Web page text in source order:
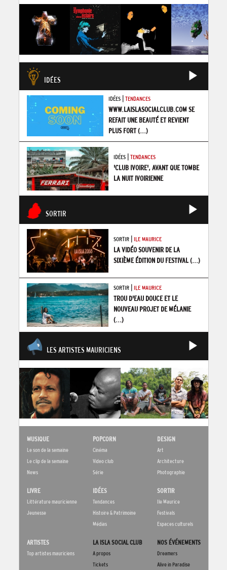
IDÉES
IDÉES| TENDANCES
WWW.LAISLASOCIALCLUB.COM SE
REFAIT UNE BEAUTÉ ET REVIENT
PLUS FORT(...)
IDÉES| TENDANCES
'CLUB IVOIRE', AVANT QUE TOMBE
LA NUIT IVOIRIENNE
SORTIR
SORTIR| ILE MAURICE
LA VIDÉO SOUVENIR DE LA
SIXIÈME ÉDITION DU FESTIVAL(...)
SORTIR| ILE MAURICE
TROU D'EAU DOUCE ET LE
NOUVEAU PROJET DE MÉLANIE
(...)
LES ARTISTES MAURICIENS
MUSIQUE
Le son de la semaine
Le clip de la semaine
News
POPCORN
Cinéma
Video club
Série
DESIGN
Art
Architecture
Photographie
LIVRE
Littérature mauricienne
Jeunesse
IDÉES
Tendances
Histoire & Patrimoine
Médias
SORTIR
Ile Maurice
Festivals
Espaces culturels
ARTISTES
Top artistes mauriciens
LA ISLA SOCIAL CLUB
A propos
Tickets
NOS ÉVÉNEMENTS
Dreamers
Alive in Paradise